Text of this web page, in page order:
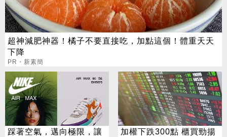
超神減肥神器！橘子不要直接吃，加點這個！體重天天
下降
PR・新素簡
踩著空氣，邁向極限，讓
加權下跌300點 櫃買勁揚